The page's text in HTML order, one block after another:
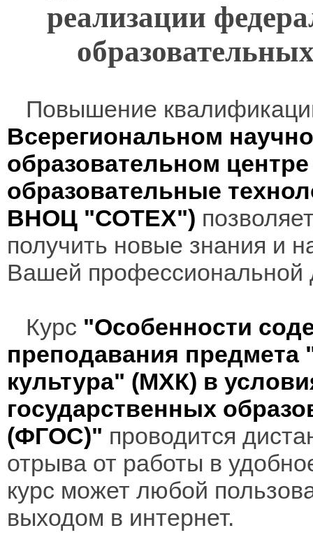
реализации
Повышение
Всерегиональном
образовательном
образовательные
ВНОЦ "СОТЕХ")
получить новые знания и
Вашей профессиональной
Курс "Особенности
преподавания предмета
культура" (МХК) в
государственных
(ФГОС)" проводится
отрыва от работы в
курс может любой
выходом в интернет.